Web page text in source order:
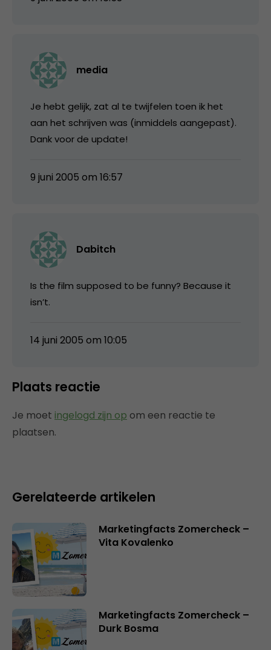
media
Je hebt gelijk, zat al te twijfelen toen ik het
aan het schrijven was (inmiddels aangepast).
Dank voor de update!
9 juni 2005 om 16:57
Dabitch
Is the film supposed to be funny? Because it
isn’t.
14 juni 2005 om 10:05
Plaats reactie
Je moet ingelogd zijn op om een reactie te
plaatsen.
Gerelateerde artikelen
Marketingfacts Zomercheck –
Vita Kovalenko
Marketingfacts Zomercheck –
Durk Bosma